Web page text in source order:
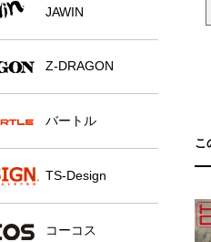
JAWIN
Z-DRAGON
バートル
TS-Design
コーコス
こ